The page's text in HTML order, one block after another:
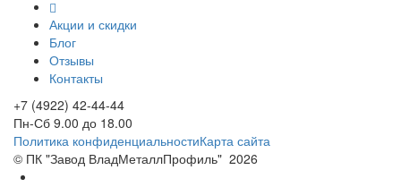
Акции и скидки
Блог
Отзывы
Контакты
+7 (4922) 42-44-44
Пн-Сб 9.00 до 18.00
Политика конфиденциальностиКарта сайта
© ПК "Завод ВладМеталлПрофиль" 2026